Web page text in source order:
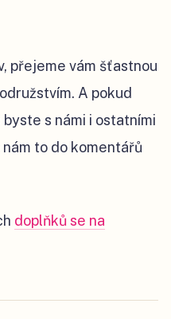
přejeme vám šťastnou
A pokud
s námi i ostatními
to do komentářů
doplňků se na